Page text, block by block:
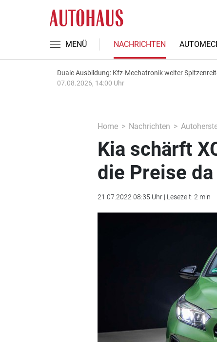
MENÜ NACHRICHTEN
Duale Ausbildung: Kfz-Mechatronik weiter
07.08.2026, 14:00 Uhr
Home Nachrichten
Kia schärft
die Preise da
21.07.2022 08:35 Uhr | Lesezeit: 2 min